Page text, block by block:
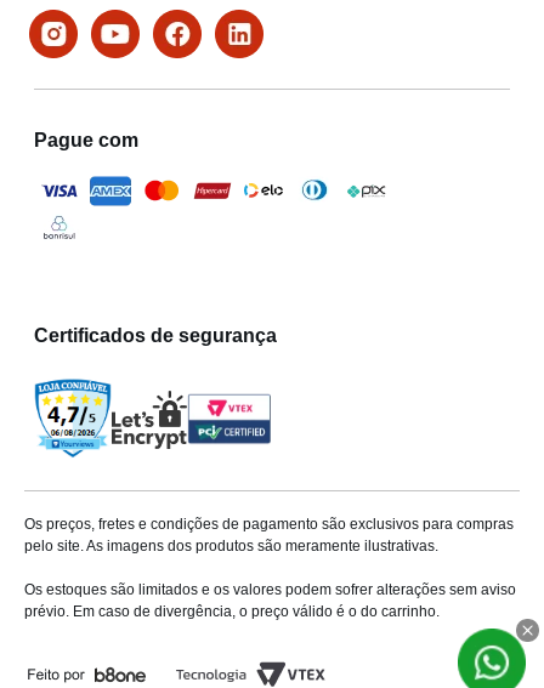
Pague com
Certificados de segurança
Os preços, fretes e condições de pagamento são exclusivos para compras
pelo site. As imagens dos produtos são meramente ilustrativas.
Os estoques são limitados e os valores podem sofrer alterações sem aviso
prévio. Em caso de divergência, o preço válido é o do carrinho.